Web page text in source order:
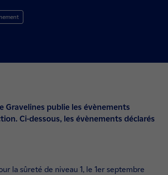
Gravelines publie les évènements
Ci-dessous, les évènements déclarés
la sûreté de niveau 1, le 1er septembre